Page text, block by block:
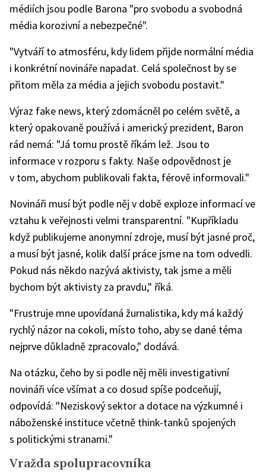
médiích jsou podle Barona "pro svobodu a svobodná
média korozivní a nebezpečné".
"Vytváří to atmosféru, kdy lidem přijde normální média
i konkrétní novináře napadat. Celá společnost by se
přitom měla za média a jejich svobodu postavit."
Výraz fake news, který zdomácněl po celém světě, a
který opakovaně používá i americký prezident, Baron
rád nemá: "Já tomu prostě říkám lež. Jsou to
informace v rozporu s fakty. Naše odpovědnost je
v tom, abychom publikovali fakta, férově informovali."
Novináři musí být podle něj v době exploze informací ve
vztahu k veřejnosti velmi transparentní. "Kupříkladu
když publikujeme anonymní zdroje, musí být jasné proč,
a musí být jasné, kolik další práce jsme na tom odvedli.
Pokud nás někdo nazývá aktivisty, tak jsme a měli
bychom být aktivisty za pravdu," říká.
"Frustruje mne upovídaná žurnalistika, kdy má každý
rychlý názor na cokoli, místo toho, aby se dané téma
nejprve důkladně zpracovalo," dodává.
Na otázku, čeho by si podle něj měli investigativní
novináři více všímat a co dosud spíše podceňují,
odpovídá: "Neziskový sektor a dotace na výzkumné i
náboženské instituce včetně think-tanků spojených
s politickými stranami."
Vražda spolupracovníka